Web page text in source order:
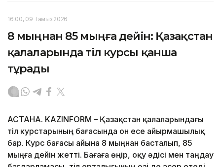
16:00, 09 Тамыз 2026
8 мыңнан 85 мыңға дейін: Қазақстан
қалаларында тіл курсы қанша
тұрады
АСТАНА. KAZINFORM – Қазақстан қалаларындағы
тіл курстарының бағасында он есе айырмашылық
бар. Курс бағасы айына 8 мыңнан басталып, 85
мыңға дейін жетті. Бағаға өңір, оқу әдісі мен таңдау